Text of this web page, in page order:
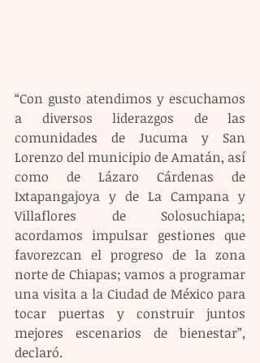
“Con gusto atendimos y escuchamos
a diversos liderazgos de las
comunidades de Jucuma y San
Lorenzo del municipio de Amatán, así
como de Lázaro Cárdenas de
Ixtapangajoya y de La Campana y
Villaflores de Solosuchiapa;
acordamos impulsar gestiones que
favorezcan el progreso de la zona
norte de Chiapas; vamos a programar
una visita a la Ciudad de México para
tocar puertas y construir juntos
mejores escenarios de bienestar”,
declaró.